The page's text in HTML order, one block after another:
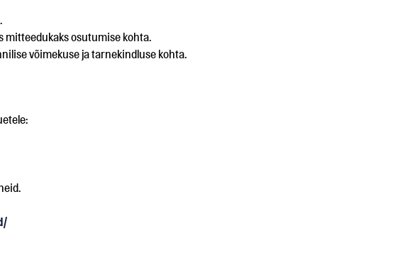
mitteedukaks osutumise kohta.
võimekuse ja tarnekindluse kohta.